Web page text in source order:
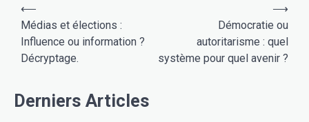
de
l’article
⟵
Médias et élections :
Influence ou information ?
Décryptage.
Démocratie ou
autoritarisme : quel
système pour quel avenir ?
⟶
Derniers Articles